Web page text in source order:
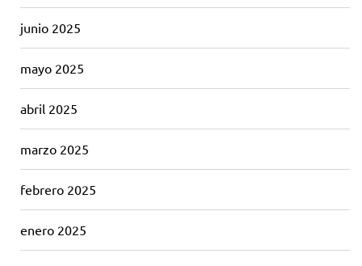
junio 2025
mayo 2025
abril 2025
marzo 2025
febrero 2025
enero 2025